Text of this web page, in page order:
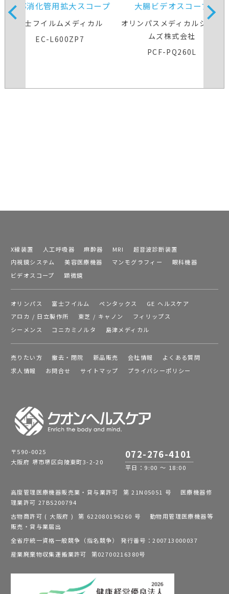
下部消化管用拡大スコープ
富士フイルムメディカル
EC-L600ZP7
大腸ビデオスコープ
オリンパスメディカルシステ
ムズ株式会社
PCF-PQ260L
X線装置 人工呼吸器 麻酔器 MRI
超音波診断装置
内視鏡システム
美容医療機器 マンモグラフィー
眼科機器
ビデオスコープ
顕微鏡
オリンパス 富士フイルム ペンタックス
GE ヘルスケア
アロカ / 日立製作所
東芝 / キャノン
フィリップス
シーメンス
コニカミノルタ 島津メディカル
売りたい方 撤去・閉院 新品販売 会社情報
よくある質問
求人情報
お問合せ サイトマップ プライバシーポリシー
〒590-0025
大阪府 堺市堺区向陵東町3-2-20
072-276-4101
平日：9:00 ～ 18:00
高度管理医療機器販売業・貸与業許可 第 21N05051 号 医療機器修
理業許可 27BS200794
古物商許可 ( 大阪府 ) 第 622080196260 号 動物用管理医療機器等
販売・貸与業届出
全省庁統一資格一般競争（指名競争） 発行番号：200713000037
産業廃棄物収集運搬業許可 第02700216380号